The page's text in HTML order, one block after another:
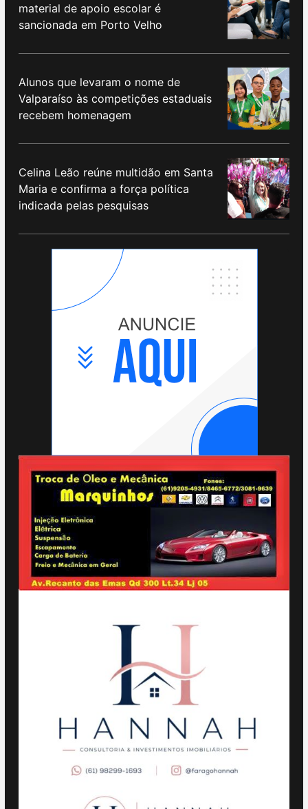
material de apoio escolar é
sancionada em Porto Velho
Alunos que levaram o nome de
Valparaíso às competições estaduais
recebem homenagem
Celina Leão reúne multidão em Santa
Maria e confirma a força política
indicada pelas pesquisas